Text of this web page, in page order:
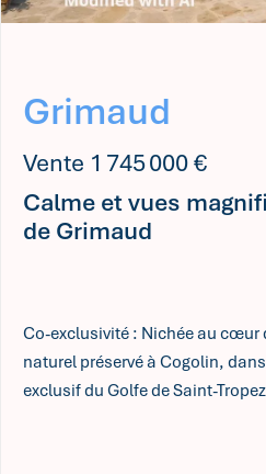
Grimaud
Vente 1 745 000 €
Calme et vues
de Grimaud
Co-exclusivité : Nichée au cœur
naturel préservé à Cogolin,
exclusif du Golfe de Saint-